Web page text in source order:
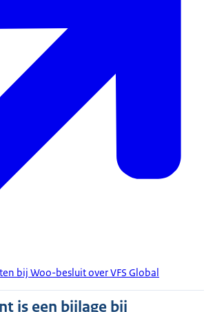
bij Woo-besluit over VFS Global
is een bijlage bij